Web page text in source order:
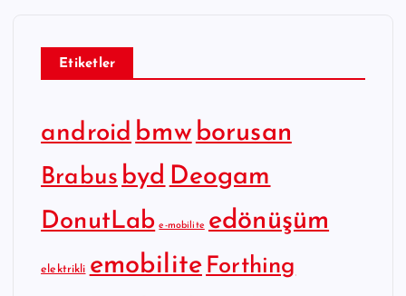
Etiketler
android bmw borusan
Brabus byd Deogam
DonutLab e-mobilite edönüşüm
elektrikli emobilite Forthing